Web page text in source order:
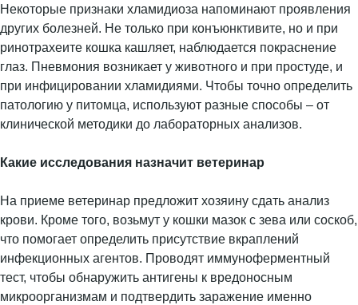
Некоторые признаки хламидиоза напоминают проявления
других болезней. Не только при конъюнктивите, но и при
ринотрахеите кошка кашляет, наблюдается покраснение
глаз. Пневмония возникает у животного и при простуде, и
при инфицировании хламидиями. Чтобы точно определить
патологию у питомца, используют разные способы – от
клинической методики до лабораторных анализов.
Какие исследования назначит ветеринар
На приеме ветеринар предложит хозяину сдать анализ
крови. Кроме того, возьмут у кошки мазок с зева или соскоб,
что помогает определить присутствие вкраплений
инфекционных агентов. Проводят иммуноферментный
тест, чтобы обнаружить антигены к вредоносным
микроорганизмам и подтвердить заражение именно